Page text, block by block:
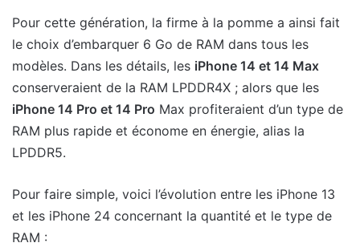
Pour cette génération, la firme à la pomme a ainsi fait
le choix d’embarquer 6 Go de RAM dans tous les
modèles. Dans les détails, les iPhone 14 et 14 Max
conserveraient de la RAM LPDDR4X ; alors que les
iPhone 14 Pro et 14 Pro Max profiteraient d’un type de
RAM plus rapide et économe en énergie, alias la
LPDDR5.
Pour faire simple, voici l’évolution entre les iPhone 13
et les iPhone 24 concernant la quantité et le type de
RAM :